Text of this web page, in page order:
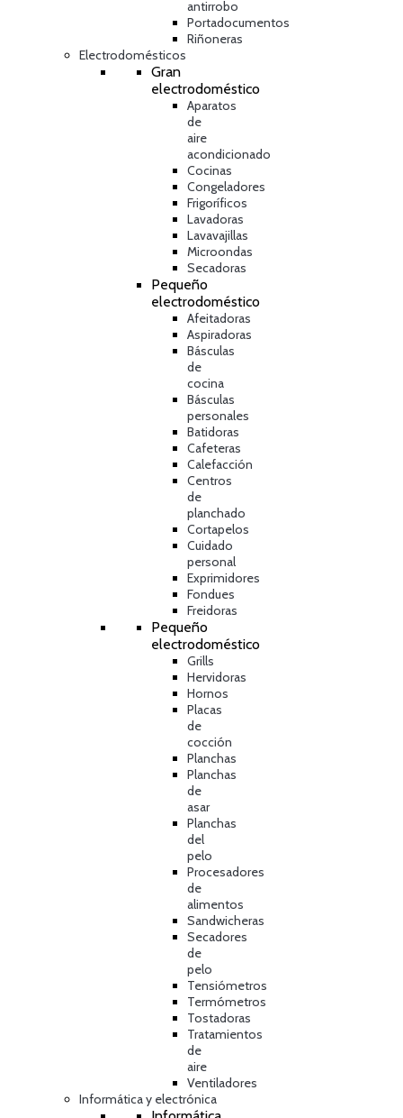
antirrobo
Portadocumentos
Riñoneras
Electrodomésticos
Gran
electrodoméstico
Aparatos
de
aire
acondicionado
Cocinas
Congeladores
Frigoríficos
Lavadoras
Lavavajillas
Microondas
Secadoras
Pequeño
electrodoméstico
Afeitadoras
Aspiradoras
Básculas
de
cocina
Básculas
personales
Batidoras
Cafeteras
Calefacción
Centros
de
planchado
Cortapelos
Cuidado
personal
Exprimidores
Fondues
Freidoras
Pequeño
electrodoméstico
Grills
Hervidoras
Hornos
Placas
de
cocción
Planchas
Planchas
de
asar
Planchas
del
pelo
Procesadores
de
alimentos
Sandwicheras
Secadores
de
pelo
Tensiómetros
Termómetros
Tostadoras
Tratamientos
de
aire
Ventiladores
Informática y electrónica